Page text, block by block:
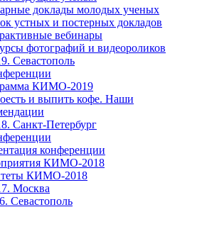
доклады молодых ученых
устных и постерных докладов
вебинары
фотографий и видеороликов
Севастополь
КИМО-2019
и выпить кофе. Наши
Санкт-Петербург
конференции
КИМО-2018
КИМО-2018
Москва
Севастополь